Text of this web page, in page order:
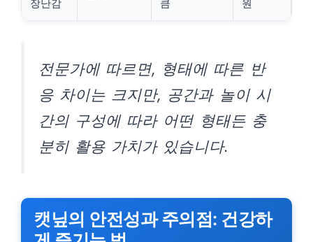
장난감
큼
원
전문가에 따르면, 형태에 따른 반
응 차이는 크지만, 공간과 놀이 시
간의 구성에 따라 어떤 형태든 충
분히 활용 가치가 있습니다.
캣닢의 안전성과 주의점: 건강하